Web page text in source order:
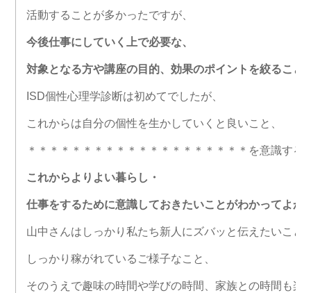
活動することが多かったですが、
今後仕事にしていく上で必要な、
対象となる方や講座の目的、 効果のポイントを絞ること
ISD個性心理学診断は初めてでしたが、
これからは自分の個性を生かしていくと良いこと、
＊＊＊＊＊＊＊＊＊＊＊＊＊＊＊＊＊＊＊＊を意識する
これからよりよい暮らし・
仕事をするために意識しておきたいことがわかってよか
山中さんはしっかり私たち新人にズバッと伝えたいこと
しっかり稼がれているご様子なこと、
そのうえで趣味の時間や学びの時間、 家族との時間も楽